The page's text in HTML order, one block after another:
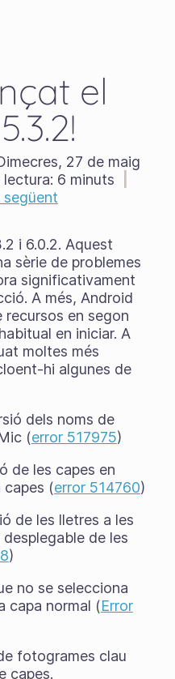
el
27 de maig
lectura: 6 minuts
següent
i 6.0.2. Aquest
sèrie de problemes
significativament
A més, Android
recursos en segon
en iniciar. A
moltes més
hi algunes de
dels noms de
(error 517975)
de les capes en
capes (error 514760)
de les lletres a les
de les
)
no se selecciona
capa normal (Error
fotogrames clau
capes.